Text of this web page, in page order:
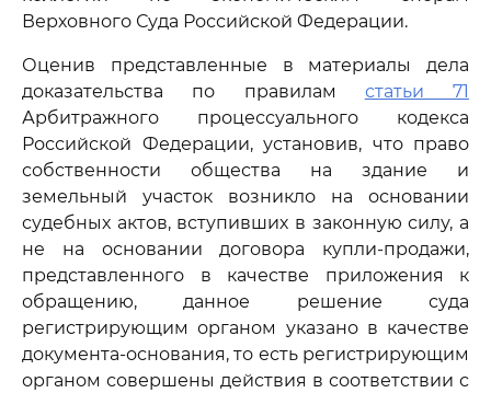
Верховного Суда Российской Федерации.
Оценив представленные в материалы дела
доказательства по правилам статьи 71
Арбитражного процессуального кодекса
Российской Федерации, установив, что право
собственности общества на здание и
земельный участок возникло на основании
судебных актов, вступивших в законную силу, а
не на основании договора купли-продажи,
представленного в качестве приложения к
обращению, данное решение суда
регистрирующим органом указано в качестве
документа-основания, то есть регистрирующим
органом совершены действия в соответствии с